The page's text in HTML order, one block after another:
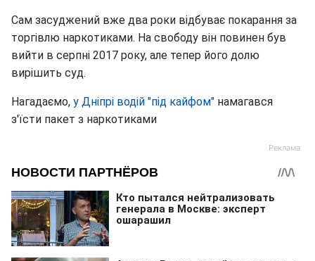
Сам засуджений вже два роки відбуває покарання за
торгівлю наркотиками. На свободу він повинен був
вийти в серпні 2017 року, але тепер його долю
вирішить суд.
Нагадаємо, у Дніпрі водій "під кайфом" намагався
з'їсти пакет з наркотиками